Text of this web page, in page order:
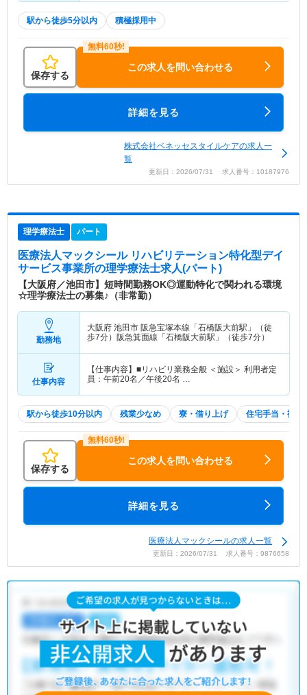
駅から徒歩5分以内 積極採用中
保存する
この求人を問い合わせる
詳細を見る
株式会社ベネッセスタイルケアの求人一
覧
更新日：2026/07/31 求人番号：10187976
理学療法士 パート
医療法人マックシール リハビリテーション特化型デイ
サービス事業所の理学療法士求人(パート)
【大阪府／池田市】短時間勤務OK◎運動特化で関われる環境
☆理学療法士の募集♪（非常勤）
勤務地
大阪府 池田市 阪急宝塚本線「石橋阪大前駅」（徒
歩7分）阪急箕面線「石橋阪大前駅」（徒歩7分）
仕事内容
【仕事内容】■リハビリ業務全般 ＜施設＞ 利用者定
員：午前20名／午後20名 …
駅から徒歩10分以内 残業少なめ 寮・借り上げ 住宅手当・補助
保存する
この求人を問い合わせる
詳細を見る
医療法人マックシールの求人一覧
更新日：2026/07/31 求人番号：9876658